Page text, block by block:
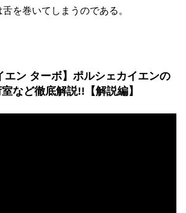
を巻いてしまうのである。
エン ターボ】ポルシェカイエンの
など徹底解説!!【解説編】